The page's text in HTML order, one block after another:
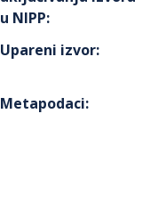
u NIPP:
Upareni izvor:
Metapodaci: